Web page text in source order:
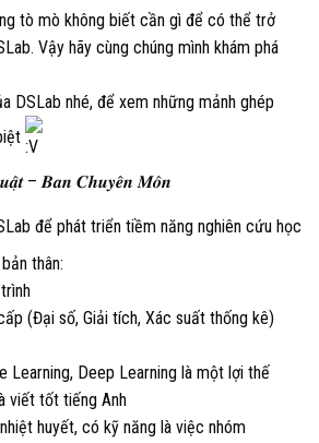
tò mò không biết cần gì để có thể trở
Vậy hãy cùng chúng mình khám phá
DSLab nhé, để xem những mảnh ghép
– 𝑩𝒂𝒏 𝑪𝒉𝒖𝒚𝒆̂𝒏 𝑴𝒐̂𝒏
để phát triển tiềm năng nghiên cứu học
thân:
(Đại số, Giải tích, Xác suất thống kê)
Learning, Deep Learning là một lợi thế
viết tốt tiếng Anh
huyết, có kỹ năng là việc nhóm